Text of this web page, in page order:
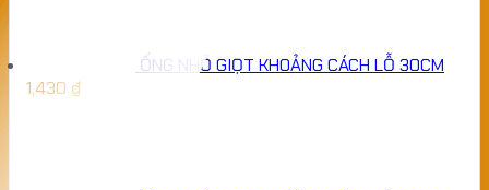
ỐNG NHỎ GIỌT KHOẢNG CÁCH LỖ 30CM
1,430 ₫